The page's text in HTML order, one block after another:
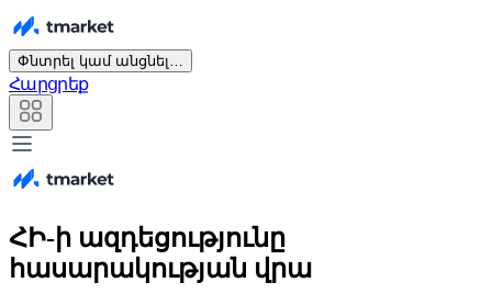
Փնտրել կամ անցնել…
Հարցրեք
ՀԻ-ի ազդեցությունը
հասարակության վրա